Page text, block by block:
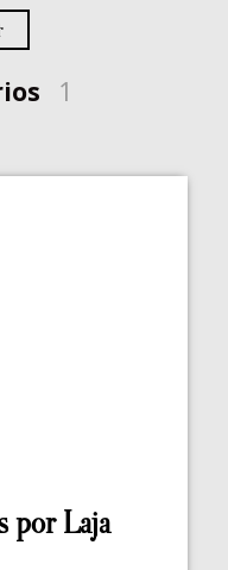
1
por Laja